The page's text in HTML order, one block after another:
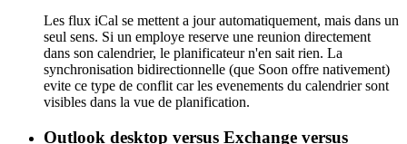
Les flux iCal se mettent a jour automatiquement, mais dans un
seul sens. Si un employe reserve une reunion directement
dans son calendrier, le planificateur n'en sait rien. La
synchronisation bidirectionnelle (que Soon offre nativement)
evite ce type de conflit car les evenements du calendrier sont
visibles dans la vue de planification.
Outlook desktop versus Exchange versus